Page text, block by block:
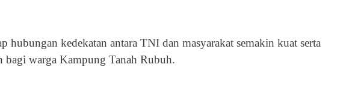
kedekatan antara TNI dan masyarakat semakin kuat serta
bagi warga Kampung Tanah Rubuh.